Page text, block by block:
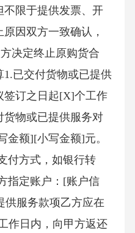
限于提供发票、开
因双方一致确认，
决定终止原购货合
1.已交付货物或已提供
签订之日起[X]个工作
货物或已提供服务对
金额][小写金额]元。
付方式，如银行转
指定账户：[账户信
供服务款项乙方应在
作日内，向甲方返还